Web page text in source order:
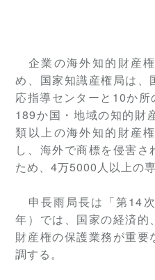
企業の海外知的財産
め、国家知識産権局は
応指導センターと10か所
189か国・地域の知的財
類以上の海外知的財産
し、海外で商標を侵害
ため、4万5000人以上の
申長雨局長は「第14
年）では、国家の経済的
財産権の保護業務が重
調する。